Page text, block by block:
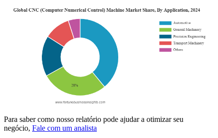
Para saber como nosso relatório pode ajudar a otimizar seu
negócio, Fale com um analista